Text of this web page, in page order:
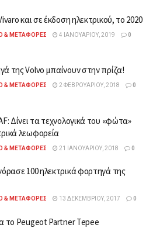
και σε έκδοση ηλεκτρικού, το 2020
& ΜΕΤΑΦΟΡΈΣ 4 ΙΑΝΟΥΑΡΊΟΥ, 2019 0
της Volvo μπαίνουν στην πρίζα!
& ΜΕΤΑΦΟΡΈΣ 2 ΦΕΒΡΟΥΑΡΊΟΥ, 2018 0
Δίνει τα τεχνολογικά του «φώτα»
λεωφορεία
& ΜΕΤΑΦΟΡΈΣ 21 ΙΑΝΟΥΑΡΊΟΥ, 2018 0
100 ηλεκτρικά φορτηγά της
& ΜΕΤΑΦΟΡΈΣ 13 ΔΕΚΕΜΒΡΊΟΥ, 2017 0
το Peugeot Partner Tepee